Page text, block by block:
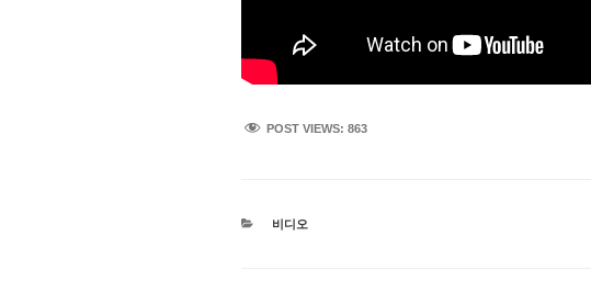
POST VIEWS: 863
카
비디오